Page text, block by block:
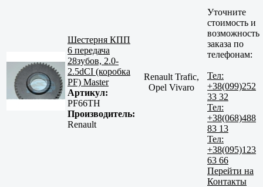
Шестерня КПП
6 передача
28зубов, 2.0-
2.5dCI (коробка
PF) Master
Артикул:
PF66TH
Производитель:
Renault
Renault Trafic,
Opel Vivaro
Уточните
стоимость и
возможность
заказа по
телефонам:
Тел:
+38(099)252
33 32
Тел:
+38(068)488
83 13
Тел:
+38(095)123
63 66
Перейти на
Контакты